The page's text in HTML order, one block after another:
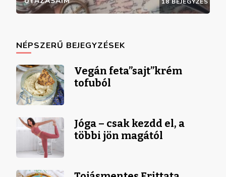
NÉPSZERŰ BEJEGYZÉSEK
Vegán feta”sajt”krém
tofuból
Jóga – csak kezdd el, a
többi jön magától